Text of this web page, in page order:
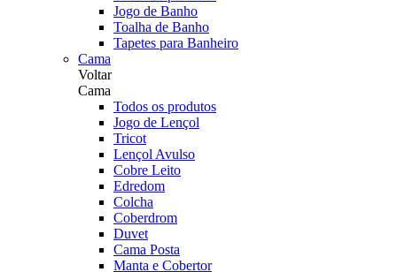
Jogo de Banho
Toalha de Banho
Tapetes para Banheiro
Cama
Voltar
Cama
Todos os produtos
Jogo de Lençol
Tricot
Lençol Avulso
Cobre Leito
Edredom
Colcha
Coberdrom
Duvet
Cama Posta
Manta e Cobertor